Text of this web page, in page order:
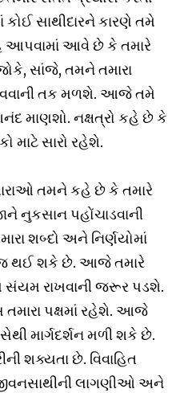
સાથીદારને કારણે તમે
આપવામાં આવે છે કે તમારે
સાંજે, તમને તમારા
તક મળશે. આજે તમે
માણશો. નક્ષત્રો કહે છે કે
માટે સારો રહેશે.
તમને કહે છે કે તમારે
નુકસાન પહોંચાડવાની
શબ્દો અને નિર્ણયોમાં
થઈ શકે છે. આજે તમારે
સંયમ રાખવાની જરૂર પડશે.
તમારા પક્ષમાં રહેશે. આજે
માર્ગદર્શન મળી શકે છે.
શક્યતા છે. વિવાહિત
લાગણીઓ અને